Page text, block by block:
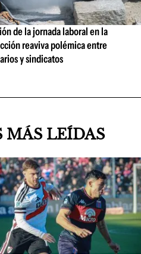
de la jornada laboral en la
reaviva polémica entre
y sindicatos
MÁS LEÍDAS